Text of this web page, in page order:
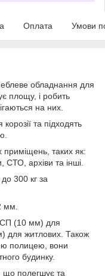
Оплата Умови
обладнання для
площу, і робить
на них.
та підходять
приміщень, таких як:
СТО, архіви та інші.
300 кг за
мм.
(10 мм) для
для житлових. Також
полицею, вони
будинку.
що полегшує та